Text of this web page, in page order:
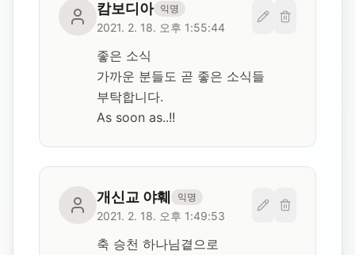
캄보디아 익명
2021. 2. 18. 오후 1:55:44
좋은 소식
가까운 분들도 곧 좋은 소식들
부탁합니다.
As soon as..!!
개신교 야훼 익명
2021. 2. 18. 오후 1:49:53
축 승천 하나님곁으로